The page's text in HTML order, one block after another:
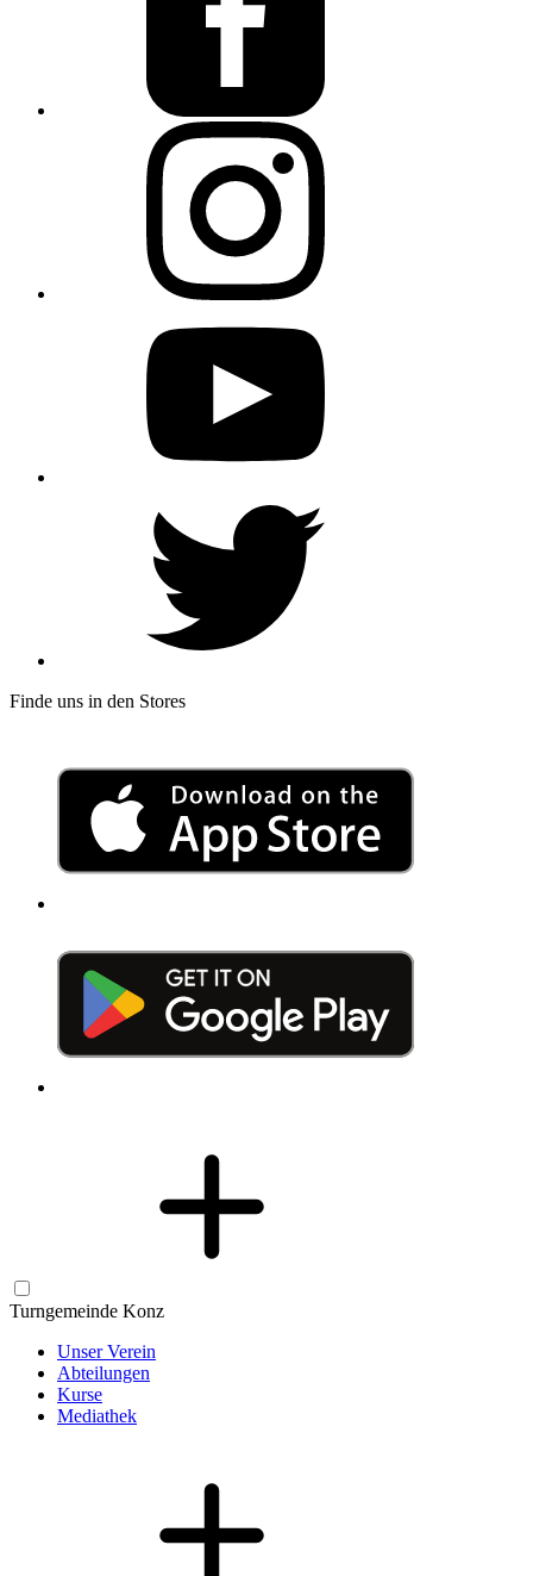
Finde uns in den Stores
Turngemeinde Konz
Unser Verein
Abteilungen
Kurse
Mediathek